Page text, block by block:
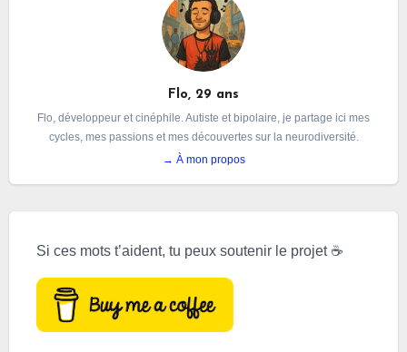
Flo, 29 ans
Flo, développeur et cinéphile. Autiste et bipolaire, je partage ici mes
cycles, mes passions et mes découvertes sur la neurodiversité.
→ À mon propos
Si ces mots t’aident, tu peux soutenir le projet ☕